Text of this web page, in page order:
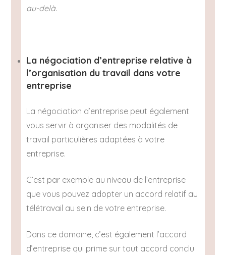
au-delà.
La négociation d’entreprise relative à
l’organisation du travail dans votre
entreprise
La négociation d’entreprise peut également
vous servir à organiser des modalités de
travail particulières adaptées à votre
entreprise.
C’est par exemple au niveau de l’entreprise
que vous pouvez adopter un accord relatif au
télétravail au sein de votre entreprise.
Dans ce domaine, c’est également l’accord
d’entreprise qui prime sur tout accord conclu